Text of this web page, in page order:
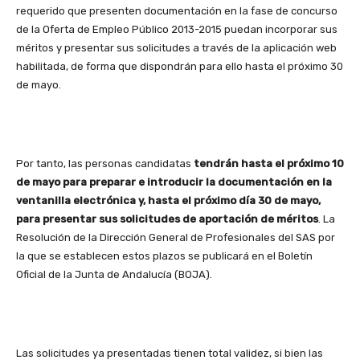
requerido que presenten documentación en la fase de concurso
de la Oferta de Empleo Público 2013-2015 puedan incorporar sus
méritos y presentar sus solicitudes a través de la aplicación web
habilitada, de forma que dispondrán para ello hasta el próximo 30
de mayo.
Por tanto, las personas candidatas tendrán hasta el próximo 10
de mayo para preparar e introducir la documentación en la
ventanilla electrónica y, hasta el próximo día 30 de mayo,
para presentar sus solicitudes de aportación de méritos. La
Resolución de la Dirección General de Profesionales del SAS por
la que se establecen estos plazos se publicará en el Boletín
Oficial de la Junta de Andalucía (BOJA).
Las solicitudes ya presentadas tienen total validez, si bien las